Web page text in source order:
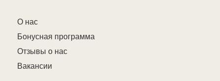
О нас
Бонусная программа
Отзывы о нас
Вакансии